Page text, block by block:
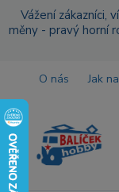
Vážení zákazníci,
měny - pravý horní
O nás Jak